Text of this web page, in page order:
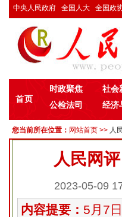
中央人民政府 全国人大 全国政
首页
时政聚焦 社会
公检法司
经济
您当前所在位置： 网站首页 >> 人
人民网
2023-05-09
内容提要： 5月7